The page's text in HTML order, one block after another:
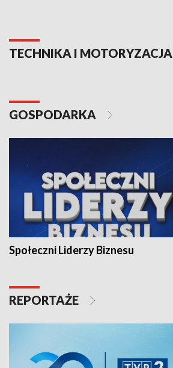
TECHNIKA I MOTORYZACJA
GOSPODARKA
Społeczni Liderzy Biznesu
REPORTAŻE